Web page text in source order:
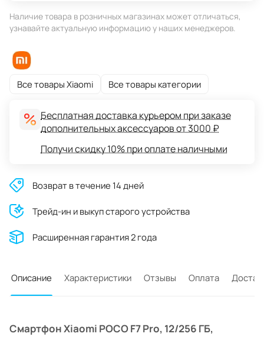
Наличие товара в розничных магазинах может отличаться,
узнавайте актуальную информацию у наших менеджеров.
Все товары Xiaomi Все товары категории
Бесплатная доставка курьером при заказе
дополнительных аксессуаров от 3000 ₽
Получи скидку 10% при оплате наличными
Возврат в течение 14 дней
Трейд-ин и выкуп старого устройства
Расширенная гарантия 2 года
Описание Характеристики Отзывы Оплата
Смартфон Xiaomi POCO F7 Pro, 12/256 ГБ,